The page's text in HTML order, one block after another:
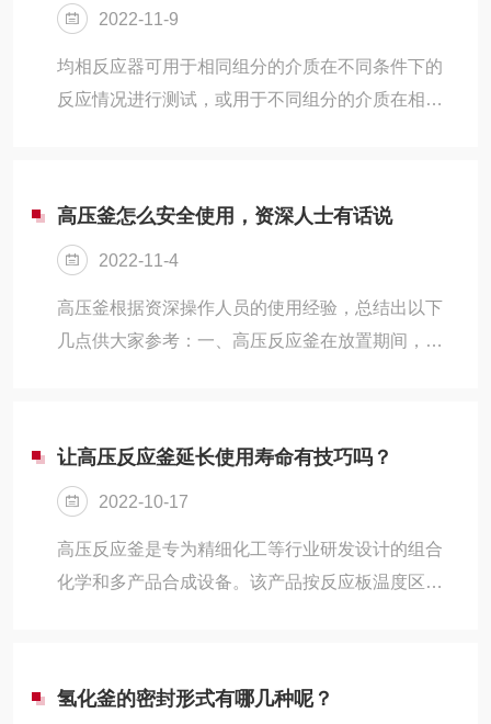
时选用。2022-11-9
均相反应器可用于相同组分的介质在不同条件下的
反应情况进行测试，或用于不同组分的介质在相同
高压釜怎么安全使用，资深人士有话说
2022-11-4
高压釜根据资深操作人员的使用经验，总结出以下
几点供大家参考：一、高压反应釜在放置期间，一
让高压反应釜延长使用寿命有技巧吗？
2022-10-17
高压反应釜是专为精细化工等行业研发设计的组合
化学和多产品合成设备。该产品按反应板温度区域
品种规格。
氢化釜的密封形式有哪几种呢？